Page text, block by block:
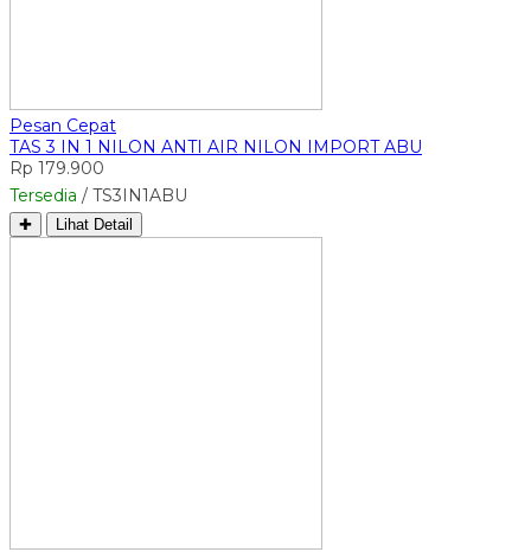
Pesan Cepat
TAS 3 IN 1 NILON ANTI AIR NILON IMPORT ABU
Rp 179.900
Tersedia / TS3IN1ABU
✚ Lihat Detail